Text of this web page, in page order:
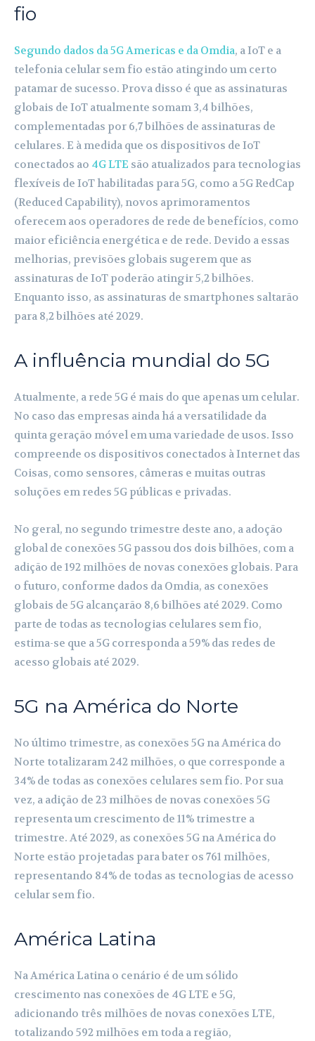
fio
Segundo dados da 5G Americas e da Omdia, a IoT e a
telefonia celular sem fio estão atingindo um certo
patamar de sucesso. Prova disso é que as assinaturas
globais de IoT atualmente somam 3,4 bilhões,
complementadas por 6,7 bilhões de assinaturas de
celulares. E à medida que os dispositivos de IoT
conectados ao 4G LTE são atualizados para tecnologias
flexíveis de IoT habilitadas para 5G, como a 5G RedCap
(Reduced Capability), novos aprimoramentos
oferecem aos operadores de rede de benefícios, como
maior eficiência energética e de rede. Devido a essas
melhorias, previsões globais sugerem que as
assinaturas de IoT poderão atingir 5,2 bilhões.
Enquanto isso, as assinaturas de smartphones saltarão
para 8,2 bilhões até 2029.
A influência mundial do 5G
Atualmente, a rede 5G é mais do que apenas um celular.
No caso das empresas ainda há a versatilidade da
quinta geração móvel em uma variedade de usos. Isso
compreende os dispositivos conectados à Internet das
Coisas, como sensores, câmeras e muitas outras
soluções em redes 5G públicas e privadas.
No geral, no segundo trimestre deste ano, a adoção
global de conexões 5G passou dos dois bilhões, com a
adição de 192 milhões de novas conexões globais. Para
o futuro, conforme dados da Omdia, as conexões
globais de 5G alcançarão 8,6 bilhões até 2029. Como
parte de todas as tecnologias celulares sem fio,
estima-se que a 5G corresponda a 59% das redes de
acesso globais até 2029.
5G na América do Norte
No último trimestre, as conexões 5G na América do
Norte totalizaram 242 milhões, o que corresponde a
34% de todas as conexões celulares sem fio. Por sua
vez, a adição de 23 milhões de novas conexões 5G
representa um crescimento de 11% trimestre a
trimestre. Até 2029, as conexões 5G na América do
Norte estão projetadas para bater os 761 milhões,
representando 84% de todas as tecnologias de acesso
celular sem fio.
América Latina
Na América Latina o cenário é de um sólido
crescimento nas conexões de 4G LTE e 5G,
adicionando três milhões de novas conexões LTE,
totalizando 592 milhões em toda a região,